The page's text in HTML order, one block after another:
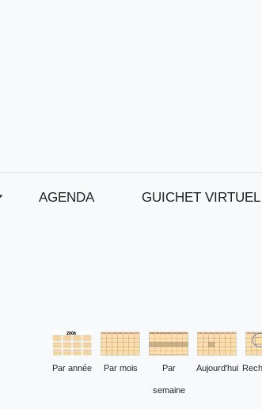
AGENDA GUICHET VIRTUEL
Par année Par mois Par
semaine
Aujourd'hui